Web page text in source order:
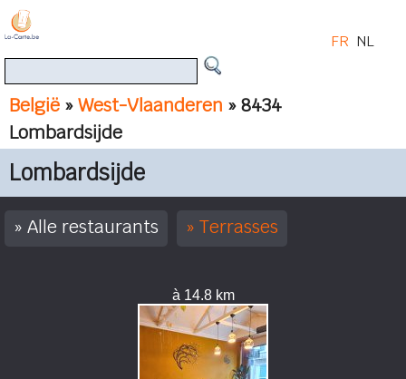
België »West-Vlaanderen » 8434
Lombardsijde
FR NL
Lombardsijde
Alle restaurants Terrasses
à 14.8 km